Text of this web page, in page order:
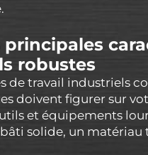
principales
robustes
de travail industriels
doivent figurer sur
et équipements
solide, un